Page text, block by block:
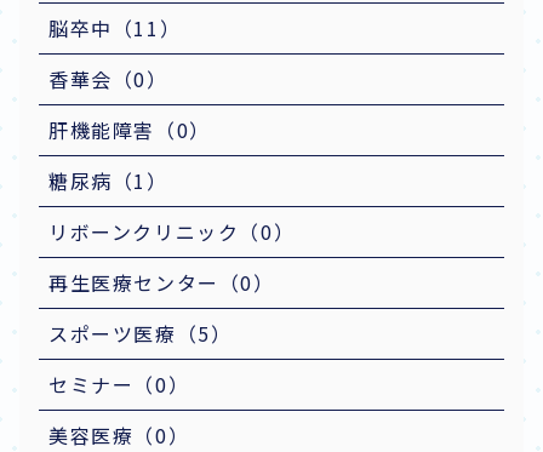
脳卒中（11）
香華会（0）
肝機能障害（0）
糖尿病（1）
リボーンクリニック（0）
再生医療センター（0）
スポーツ医療（5）
セミナー（0）
美容医療（0）